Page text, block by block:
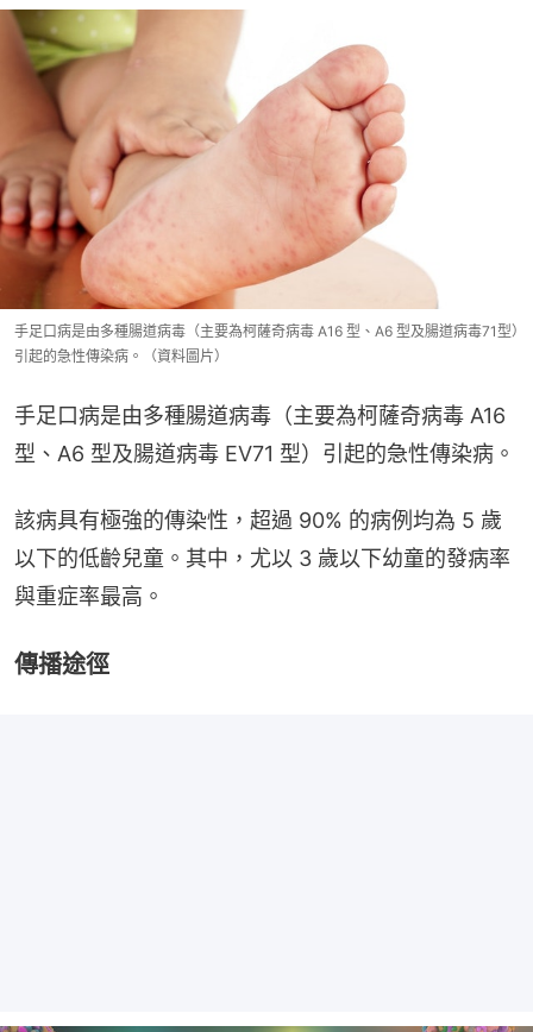
手足口病是由多種腸道病毒（主要為柯薩奇病毒 A16 型、A6 型及腸道病毒71型）
引起的急性傳染病。（資料圖片）
手足口病是由多種腸道病毒（主要為柯薩奇病毒 A16
型、A6 型及腸道病毒 EV71 型）引起的急性傳染病。
該病具有極強的傳染性，超過 90% 的病例均為 5 歲
以下的低齡兒童。其中，尤以 3 歲以下幼童的發病率
與重症率最高。
傳播途徑